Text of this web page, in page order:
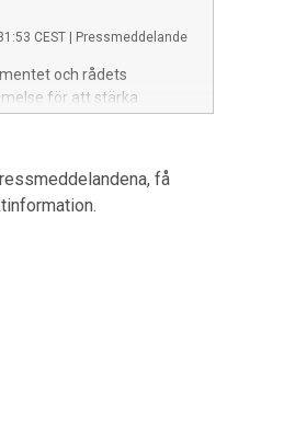
CEST Pressmeddelande
och rådets
för att stärka
dessutom utan att nå sitt
ser de stora vinnarna
de mellanhänder som
och inställda flyg.
få